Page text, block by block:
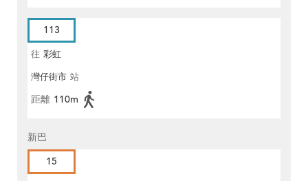
113
往 彩虹
灣仔街市 站
距離 110m
新巴
15